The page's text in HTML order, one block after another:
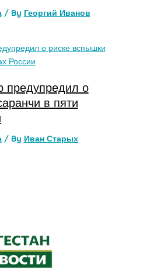
/ By Георгий Иванов
предупредил о
в пяти
/ By Иван Старых